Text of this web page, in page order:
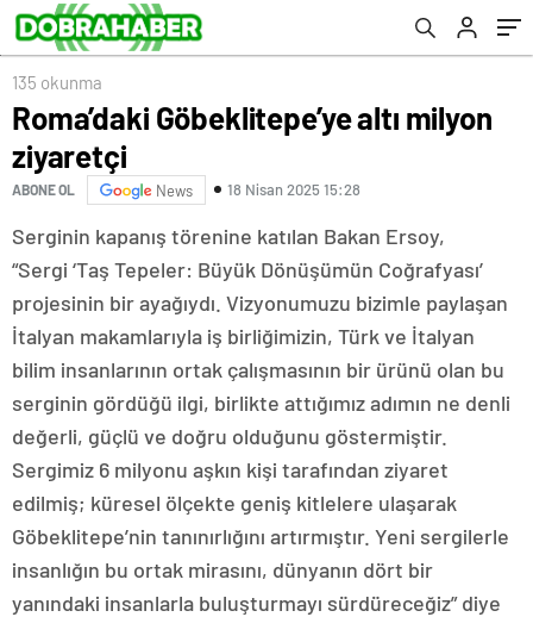
135 okunma
Roma’daki Göbeklitepe’ye altı milyon
ziyaretçi
ABONE OL News 18 Nisan 2025 15:28
Serginin kapanış törenine katılan Bakan Ersoy,
“Sergi ‘Taş Tepeler: Büyük Dönüşümün Coğrafyası’
projesinin bir ayağıydı. Vizyonumuzu bizimle paylaşan
İtalyan makamlarıyla iş birliğimizin, Türk ve İtalyan
bilim insanlarının ortak çalışmasının bir ürünü olan bu
serginin gördüğü ilgi, birlikte attığımız adımın ne denli
değerli, güçlü ve doğru olduğunu göstermiştir.
Sergimiz 6 milyonu aşkın kişi tarafından ziyaret
edilmiş; küresel ölçekte geniş kitlelere ulaşarak
Göbeklitepe’nin tanınırlığını artırmıştır. Yeni sergilerle
insanlığın bu ortak mirasını, dünyanın dört bir
yanındaki insanlarla buluşturmayı sürdüreceğiz” diye